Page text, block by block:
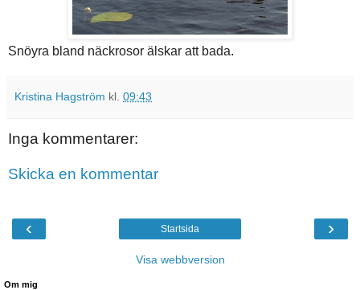
Snöyra bland näckrosor älskar att bada.
Kristina Hagström kl. 09:43
Inga kommentarer:
Skicka en kommentar
‹ ›
Startsida
Visa webbversion
Om mig